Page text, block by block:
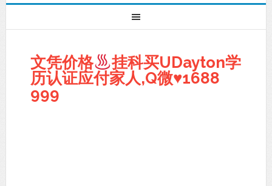
文凭价格
挂科买UDayton学
历认证应付家人,Q微♥1688
999